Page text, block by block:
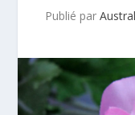
Publié par